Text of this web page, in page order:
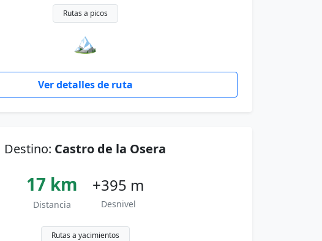
Rutas a picos
🏔
Ver detalles de ruta
Destino: Castro de la Osera
17 km
Distancia
+395 m
Desnivel
Rutas a yacimientos